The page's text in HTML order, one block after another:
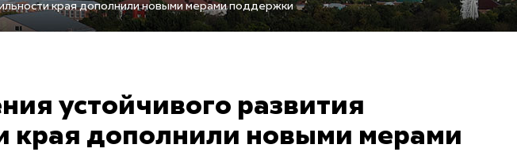
края дополнили новыми мерами поддержки
устойчивого развития
края дополнили новыми мерами